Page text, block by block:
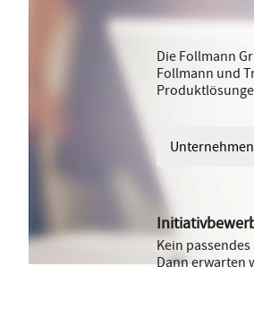
Die Follmann
Follmann und
Kein
Dann erwarten